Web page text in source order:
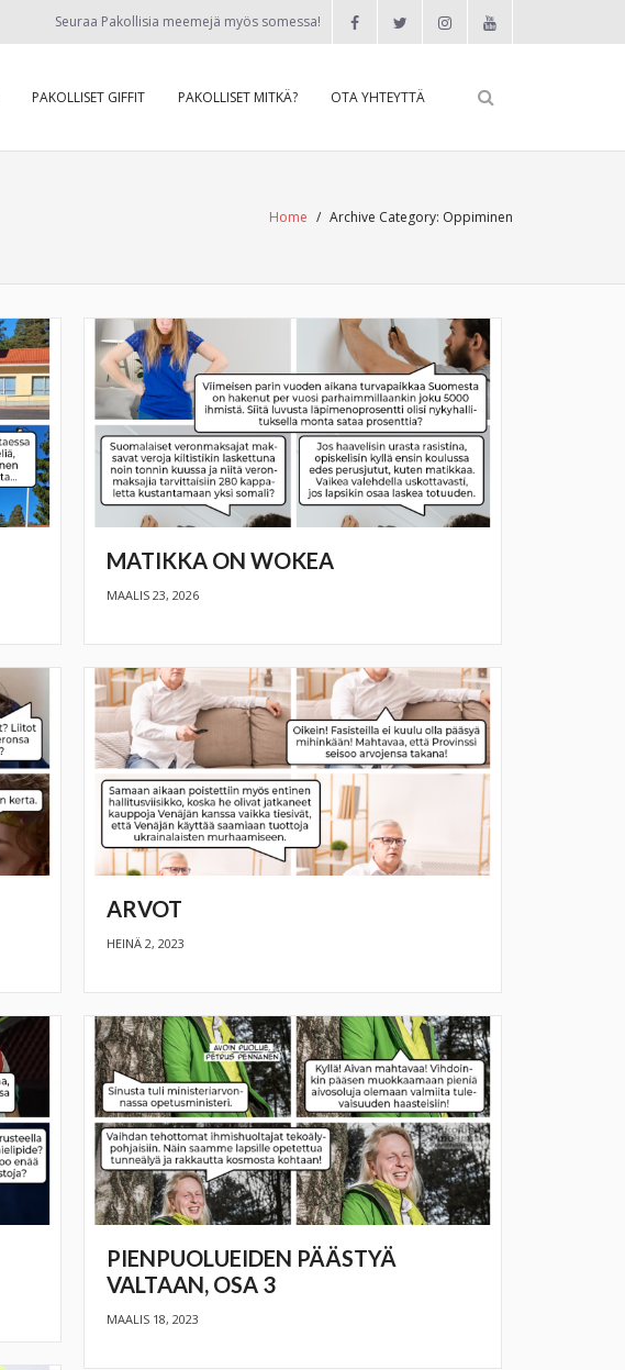
Seuraa Pakollisia meemejä myös somessa!
PAKOLLISET GIFFIT PAKOLLISET MITKÄ? OTA YHTEYTTÄ
Home / Archive Category: Oppiminen
MATIKKA ON WOKEA
MAALIS 23, 2026
ARVOT
HEINÄ 2, 2023
PIENPUOLUEIDEN PÄÄSTYÄ
VALTAAN, OSA 3
MAALIS 18, 2023